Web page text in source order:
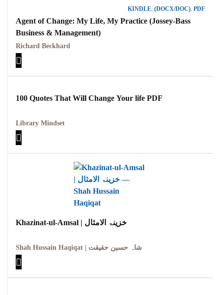
KINDLE, (DOCX/DOC), PDF
Agent of Change: My Life, My Practice (Jossey-Bass
Business & Management)
Richard Beckhard
100 Quotes That Will Change Your life PDF
Library Mindset
Khazinat-ul-Amsal | خزینۃ الامثال
Shah Hussain Haqiqat | شاہ حسین حقیقت